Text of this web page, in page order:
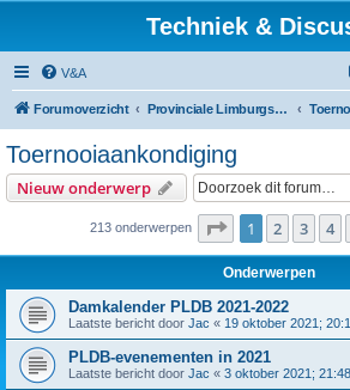
Techniek &
V&A
Forumoverzicht Provinciale Limburgse Dambond
Toernooiaankondiging
Nieuw onderwerp
213 onderwerpen Pagina van 22
1 2 3 4
Onderwerpen
Damkalender PLDB 2021-2022
Laatste bericht door Jac « 19 oktober 2021;
PLDB-evenementen in 2021
Laatste bericht door Jac « 3 oktober 2021; 21:48